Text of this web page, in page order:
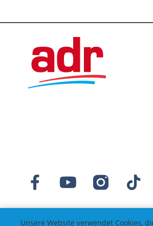
Unsere Website verwendet Cookies,